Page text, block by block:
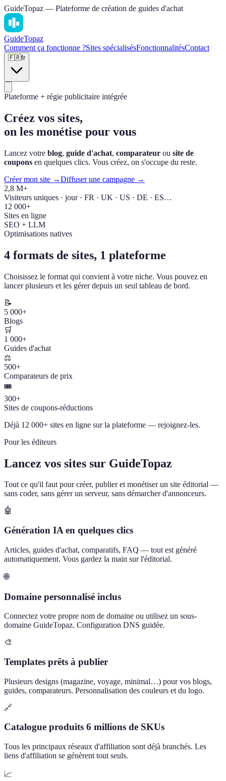
GuideTopaz — Plateforme de création de guides d'achat
GuideTopaz
Comment ça fonctionne ?Sites spécialisésFonctionnalitésContact
🇫🇷fr
Plateforme + régie publicitaire intégrée
Créez vos sites,
on les monétise pour vous
Lancez votre blog, guide d'achat, comparateur ou site de
coupons en quelques clics. Vous créez, on s'occupe du reste.
Créer mon site →Diffuser une campagne →
2,8 M+
Visiteurs uniques · jour · FR · UK · US · DE · ES…
12 000+
Sites en ligne
SEO + LLM
Optimisations natives
4 formats de sites, 1 plateforme
Choisissez le format qui convient à votre niche. Vous pouvez en
lancer plusieurs et les gérer depuis un seul tableau de bord.
📝
5 000+
Blogs
🛒
1 000+
Guides d'achat
⚖️
500+
Comparateurs de prix
🎟️
300+
Sites de coupons-réductions
Déjà 12 000+ sites en ligne sur la plateforme — rejoignez-les.
Pour les éditeurs
Lancez vos sites sur GuideTopaz
Tout ce qu'il faut pour créer, publier et monétiser un site éditorial —
sans coder, sans gérer un serveur, sans démarcher d'annonceurs.
🤖
Génération IA en quelques clics
Articles, guides d'achat, comparatifs, FAQ — tout est généré
automatiquement. Vous gardez la main sur l'éditorial.
🌐
Domaine personnalisé inclus
Connectez votre propre nom de domaine ou utilisez un sous-
domaine GuideTopaz. Configuration DNS guidée.
🎨
Templates prêts à publier
Plusieurs designs (magazine, voyage, minimal…) pour vos blogs,
guides, comparateurs. Personnalisation des couleurs et du logo.
🔗
Catalogue produits 6 millions de SKUs
Tous les principaux réseaux d'affiliation sont déjà branchés. Les
liens d'affiliation se génèrent tout seuls.
📈